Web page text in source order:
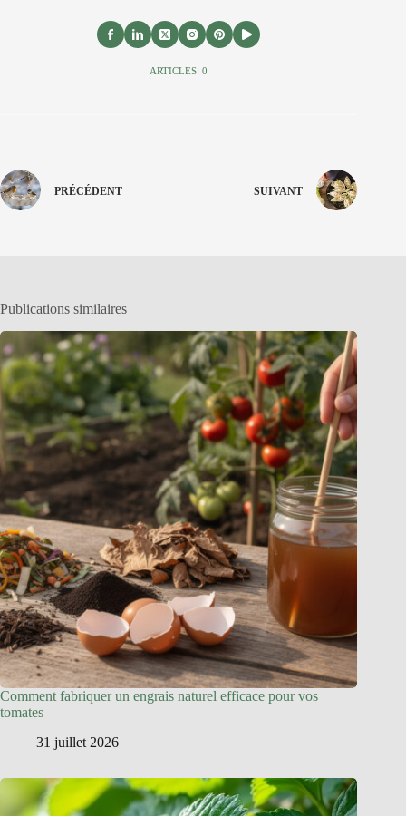
ARTICLES: 0
PRÉCÉDENT SUIVANT
Publications similaires
Comment fabriquer un engrais naturel efficace pour vos
tomates
31 juillet 2026